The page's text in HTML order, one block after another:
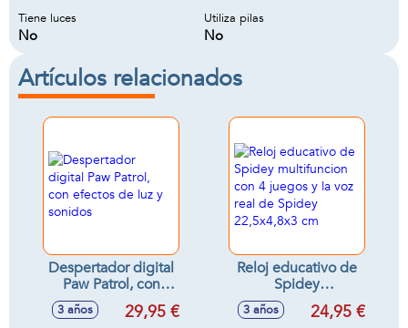
Tiene luces
No
Utiliza pilas
No
Artículos relacionados
Despertador digital
Paw Patrol, con
efectos de luz y
sonidos
3 años 29,95 €
Reloj educativo de
Spidey
multifuncion con 4
juegos y la voz real
3 años 24,95 €